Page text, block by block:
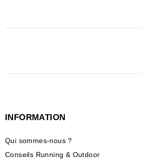
INFORMATION
Qui sommes-nous ?
Conseils Running & Outdoor